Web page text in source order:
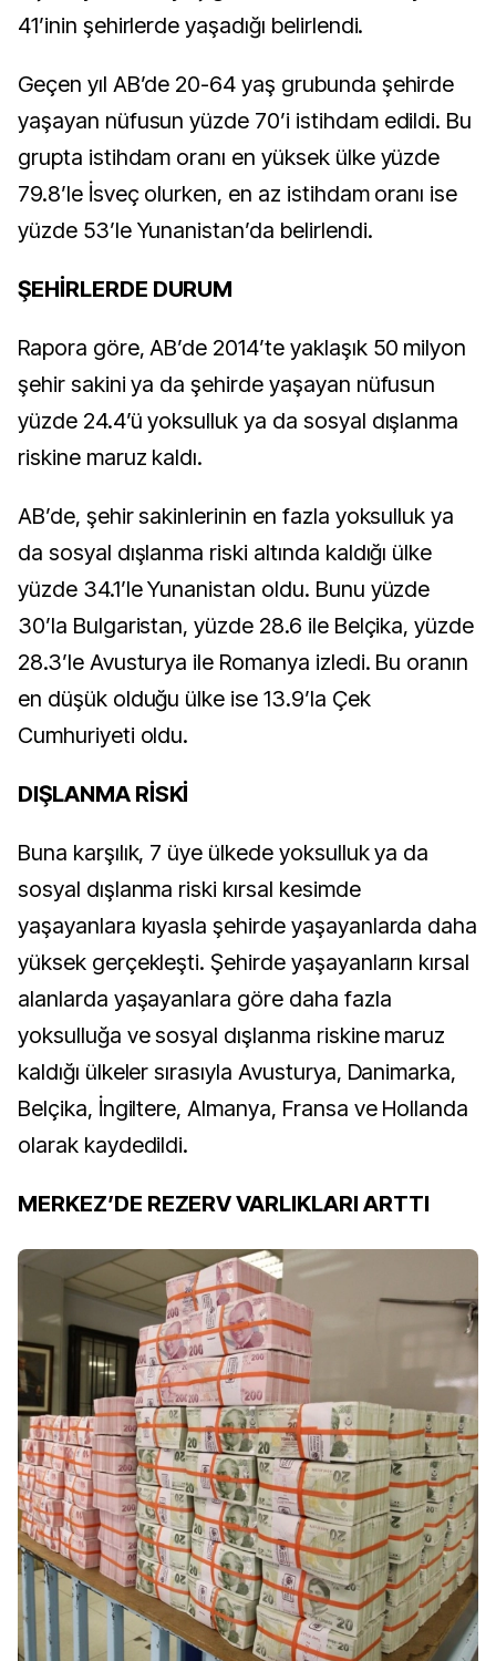
41’inin şehirlerde yaşadığı belirlendi.
Geçen yıl AB’de 20-64 yaş grubunda şehirde
yaşayan nüfusun yüzde 70’i istihdam edildi. Bu
grupta istihdam oranı en yüksek ülke yüzde
79.8’le İsveç olurken, en az istihdam oranı ise
yüzde 53’le Yunanistan’da belirlendi.
ŞEHİRLERDE DURUM
Rapora göre, AB’de 2014’te yaklaşık 50 milyon
şehir sakini ya da şehirde yaşayan nüfusun
yüzde 24.4’ü yoksulluk ya da sosyal dışlanma
riskine maruz kaldı.
AB’de, şehir sakinlerinin en fazla yoksulluk ya
da sosyal dışlanma riski altında kaldığı ülke
yüzde 34.1’le Yunanistan oldu. Bunu yüzde
30’la Bulgaristan, yüzde 28.6 ile Belçika, yüzde
28.3’le Avusturya ile Romanya izledi. Bu oranın
en düşük olduğu ülke ise 13.9’la Çek
Cumhuriyeti oldu.
DIŞLANMA RİSKİ
Buna karşılık, 7 üye ülkede yoksulluk ya da
sosyal dışlanma riski kırsal kesimde
yaşayanlara kıyasla şehirde yaşayanlarda daha
yüksek gerçekleşti. Şehirde yaşayanların kırsal
alanlarda yaşayanlara göre daha fazla
yoksulluğa ve sosyal dışlanma riskine maruz
kaldığı ülkeler sırasıyla Avusturya, Danimarka,
Belçika, İngiltere, Almanya, Fransa ve Hollanda
olarak kaydedildi.
MERKEZ’DE REZERV VARLIKLARI ARTTI